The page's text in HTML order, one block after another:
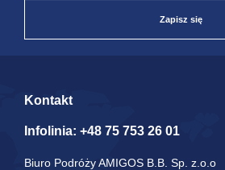
Zapisz się
Kontakt
Infolinia: +48 75 753 26 01
Biuro Podróży AMIGOS B.B. Sp. z.o.o